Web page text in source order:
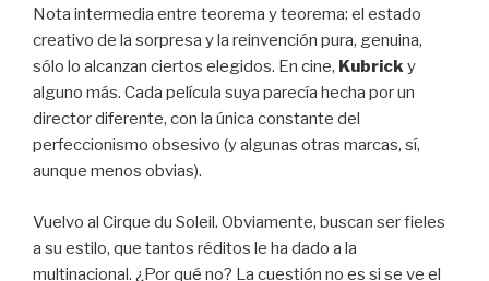
Nota intermedia entre teorema y teorema: el estado
creativo de la sorpresa y la reinvención pura, genuina,
sólo lo alcanzan ciertos elegidos. En cine, Kubricky
alguno más. Cada película suya parecía hecha por un
director diferente, con la única constante del
perfeccionismo obsesivo (y algunas otras marcas, sí,
aunque menos obvias).
Vuelvo al Cirque du Soleil. Obviamente, buscan ser fieles
a su estilo, que tantos réditos le ha dado a la
multinacional. ¿Por qué no? La cuestión no es si se ve el